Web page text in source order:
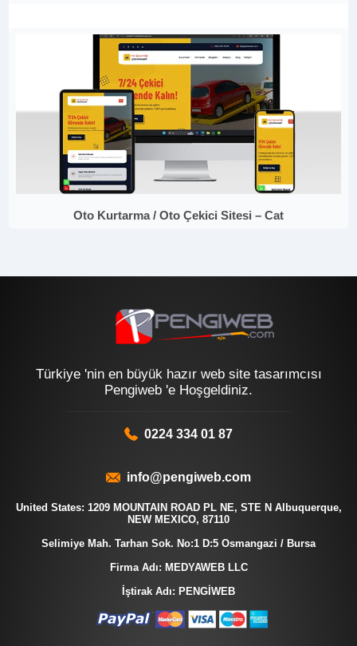
Oto Kurtarma / Oto Çekici Sitesi – Cat
Türkiye 'nin en büyük hazır web site tasarımcısı
Pengiweb 'e Hoşgeldiniz.
0224 334 01 87
info@pengiweb.com
United States: 1209 MOUNTAIN ROAD PL NE, STE N Albuquerque,
NEW MEXICO, 87110
Selimiye Mah. Tarhan Sok. No:1 D:5 Osmangazi / Bursa
Firma Adı: MEDYAWEB LLC
İştirak Adı: PENGİWEB